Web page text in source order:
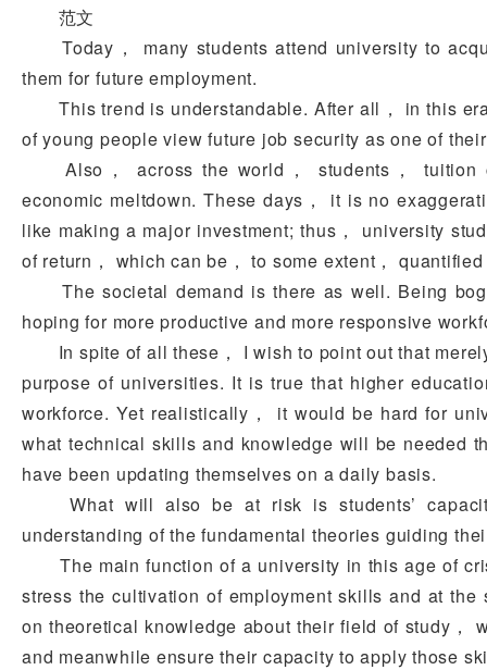
范文
Today， many students attend university to
them for future employment.
This trend is understandable. After all， in this
of young people view future job security as one of
Also， across the world， students， tuition
economic meltdown. These days， it is no
like making a major investment; thus， university
of return， which can be， to some extent，
The societal demand is there as well. Being
hoping for more productive and more responsive
In spite of all these， I wish to point out that
purpose of universities. It is true that higher
workforce. Yet realistically， it would be hard for
what technical skills and knowledge will be needed
have been updating themselves on a daily basis.
What will also be at risk is students’
understanding of the fundamental theories guiding
The main function of a university in this age of
stress the cultivation of employment skills and at
on theoretical knowledge about their field of study，
and meanwhile ensure their capacity to apply those